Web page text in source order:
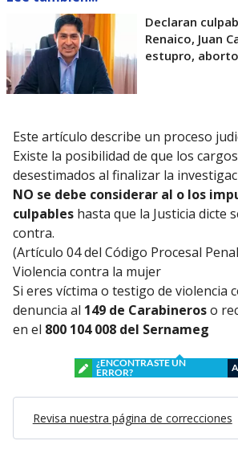
Declaran
Renaico, Juan
estupro,
Este artículo describe un proceso
Existe la posibilidad de que los
desestimados al finalizar la
NO se debe considerar al o los
culpables hasta que la Justicia dicte
contra.
(Artículo 04 del Código Procesal
Violencia contra la mujer
Si eres víctima o testigo de violencia
denuncia al 149 de Carabineroso
en el 800 104 008 del Sernameg
¿ENCONTRASTE UN
ERROR?
Revisa nuestra página de correcciones